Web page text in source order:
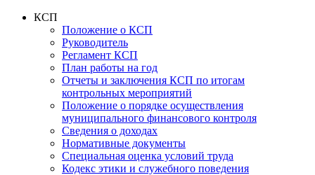
КСП
Положение о КСП
Руководитель
Регламент КСП
План работы на год
Отчеты и заключения КСП по итогам
контрольных мероприятий
Положение о порядке осуществления
муниципального финансового контроля
Сведения о доходах
Нормативные документы
Специальная оценка условий труда
Кодекс этики и служебного поведения